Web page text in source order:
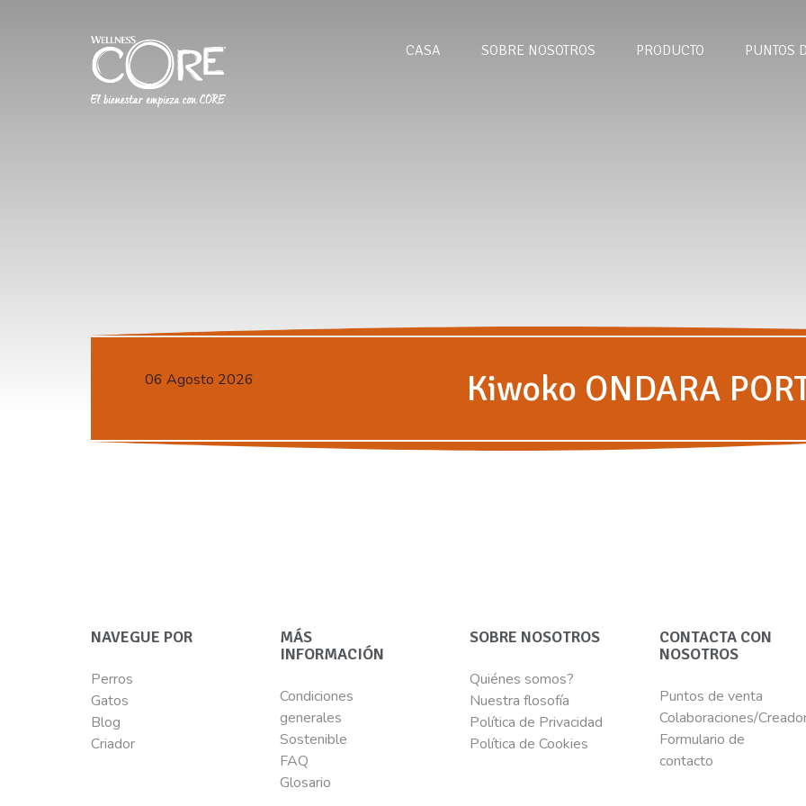
CASA SOBRE NOSOTROS PRODUCTO PUNTOS
06 Agosto 2026 Kiwoko ONDARA
NAVEGUE POR
Perros
Gatos
Blog
Criador
MÁS
INFORMACIÓN
Condiciones
generales
Sostenible
FAQ
Glosario
SOBRE NOSOTROS
Quiénes somos?
Nuestra flosofía
Política de Privacidad
Política de Cookies
CONTACTA CON
NOSOTROS
Puntos de venta
Colaboraciones/
Formulario de
contacto